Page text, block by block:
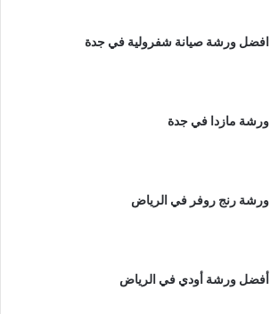
افضل ورشة صيانة شفرولية في جدة
ورشة مازدا في جدة
ورشة رنج روفر في الرياض
أفضل ورشة أودي في الرياض